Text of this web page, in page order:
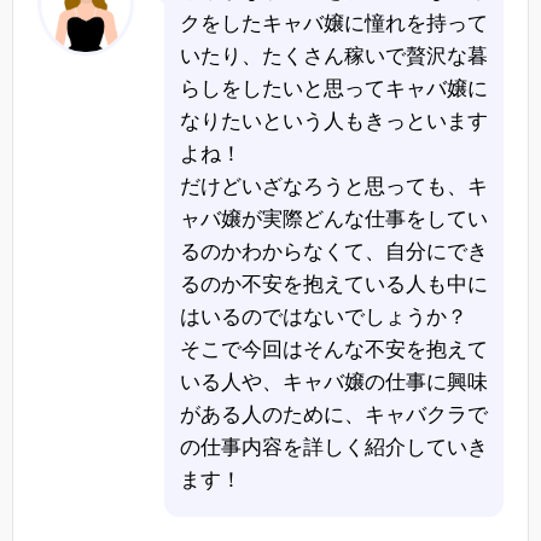
クをしたキャバ嬢に憧れを持って
いたり、たくさん稼いで贅沢な暮
らしをしたいと思ってキャバ嬢に
なりたいという人もきっといます
よね！
だけどいざなろうと思っても、キ
ャバ嬢が実際どんな仕事をしてい
るのかわからなくて、自分にでき
るのか不安を抱えている人も中に
はいるのではないでしょうか？
そこで今回はそんな不安を抱えて
いる人や、キャバ嬢の仕事に興味
がある人のために、キャバクラで
の仕事内容を詳しく紹介していき
ます！